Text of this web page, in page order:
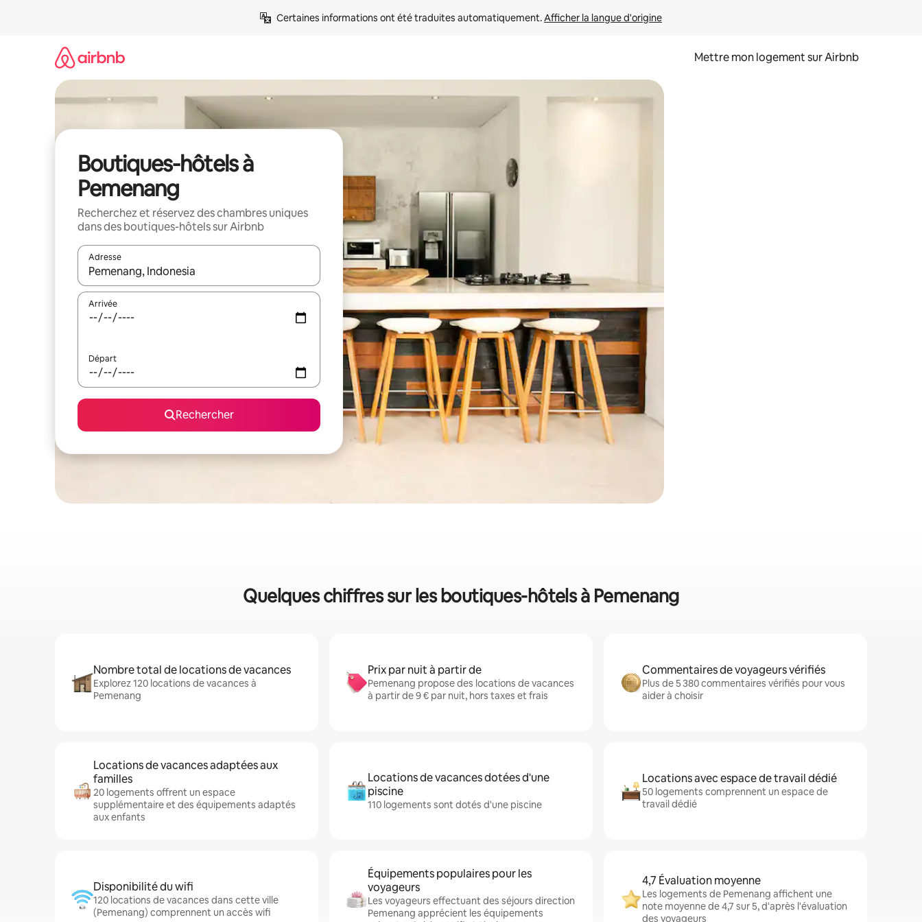
Certaines informations ont été traduites automatiquement. Afficher la langue d'origine
Mettre mon logement sur Airbnb
Boutiques-hôtels à
Pemenang
Recherchez et réservez des chambres uniques
dans des boutiques-hôtels sur Airbnb
Adresse
Lorsque les résultats s'affichent, utilisez les flèches vers le haut et vers le bas pour les parcourir ou en appuyant et en faisant glisser.
Arrivée
Départ
Rechercher
Quelques chiffres sur les boutiques-hôtels à Pemenang
Nombre total de locations de vacances
Explorez 120 locations de vacances à
Pemenang
Prix par nuit à partir de
Pemenang propose des locations de vacances
à partir de 9 € par nuit, hors taxes et frais
Commentaires de voyageurs vérifiés
Plus de 5 380 commentaires vérifiés pour vous
aider à choisir
Locations de vacances adaptées aux
familles
20 logements offrent un espace
supplémentaire et des équipements adaptés
aux enfants
Locations de vacances dotées d'une
piscine
110 logements sont dotés d'une piscine
Locations avec espace de travail dédié
50 logements comprennent un espace de
travail dédié
Disponibilité du wifi
120 locations de vacances dans cette ville
(Pemenang) comprennent un accès wifi
Équipements populaires pour les
voyageurs
Les voyageurs effectuant des séjours direction
Pemenang apprécient les équipements
4,7 Évaluation moyenne
Les logements de Pemenang affichent une
note moyenne de 4,7 sur 5, d'après l'évaluation
des voyageurs